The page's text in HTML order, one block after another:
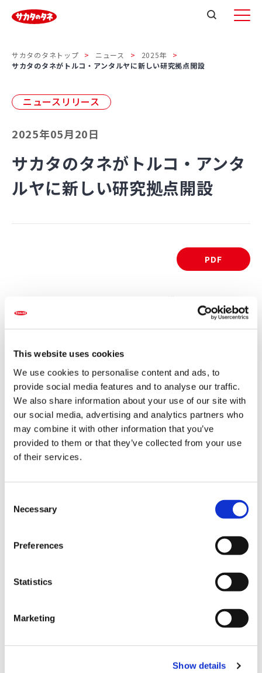
This website uses cookies
We use cookies to personalise content and ads, to
provide social media features and to analyse our traffic.
We also share information about your use of our site with
our social media, advertising and analytics partners who
may combine it with other information that you’ve
provided to them or that they’ve collected from your use
of their services.
Necessary
Preferences
Statistics
Marketing
Show details
サカタのタネトップ ニュース
2025年
サカタのタネがトルコ・アンタルヤに新しい研究拠点開設
ニュースリリース
2025年05月20日
サカタのタネがトルコ・アンタ
ルヤに新しい研究拠点開設
PDF
株式会社サカタのタネ（本社：神奈川県横浜市、代表取締役
社長：坂田宏）の子会社サカタ・トルコ（Sakata Tarım
日、同国アンタルヤ県アンタルヤ市ケペズ地区ガジレルに、
には、坂田宏、サカタ・ベジタブルズ・ヨーロッパ（Sakata
Vegetables Europe）のCEOバジル・ド・バリー、現地政府
関係者などが出席しました。
この新しい研究拠点は、敷地面積約2.5ヘクタールで育苗施
設、栽培用温室、交配用温室、養液栽培用温室、実験室、露
地圃場、事務所を備えています。この投資により、当社はト
ルコにおけるキュウリの研究開発を強化するとともに、現在
コだけでなくヨーロッパ、中東、中央アジアなどの市場も対
象とし、各地の生産者や育苗業者のニーズに応える新品種を
開発します。
サカタグループは、長年にわたり培ってきた知識と最先端の
技術を活用し、食味、病気への耐性、気候への適応性などに
対して、高い水準を満たす野菜の品種開発を行っています。
革新的な野菜品種とサービスを通じて、世界中の人々の生活
と文化の向上に貢献していきます。